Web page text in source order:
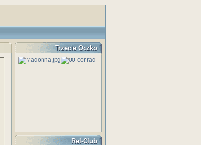
Trzecie Oczko
Rel-Club